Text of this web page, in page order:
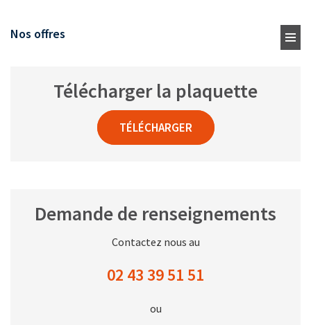
Nos offres
Télécharger la plaquette
TÉLÉCHARGER
Demande de renseignements
Contactez nous au
02 43 39 51 51
ou